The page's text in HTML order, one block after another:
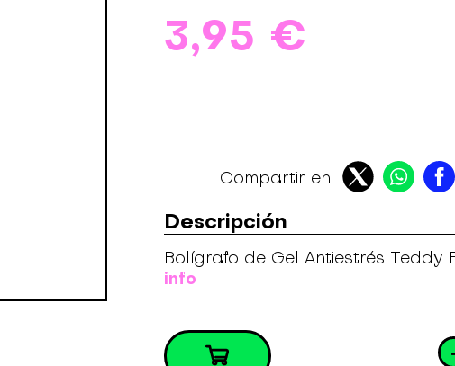
3,95 €
Compartir en
Descripción
Bolígrafo de Gel Antiestrés Teddy
info